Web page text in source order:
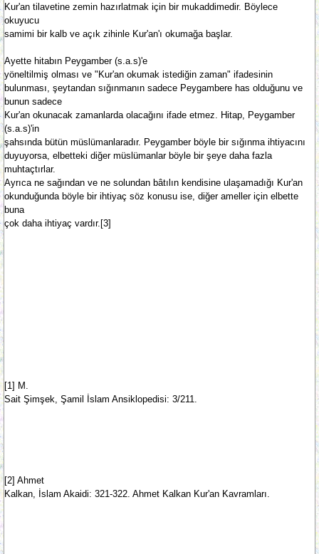
Kur'an tilavetine zemin hazırlatmak için bir mukaddimedir. Böylece
okuyucu
samimi bir kalb ve açık zihinle Kur'an'ı okumağa başlar.
Ayette hitabın Peygamber (s.a.s)'e
yöneltilmiş olması ve "Kur'an okumak istediğin zaman" ifadesinin
bulunması, şeytandan sığınmanın sadece Peygambere has olduğunu ve
bunun sadece
Kur'an okunacak zamanlarda olacağını ifade etmez. Hitap, Peygamber
(s.a.s)'in
şahsında bütün müslümanlaradır. Peygamber böyle bir sığınma ihtiyacını
duyuyorsa, elbetteki diğer müslümanlar böyle bir şeye daha fazla
muhtaçtırlar.
Ayrıca ne sağından ve ne solundan bâtılın kendisine ulaşamadığı Kur'an
okunduğunda böyle bir ihtiyaç söz konusu ise, diğer ameller için elbette
buna
çok daha ihtiyaç vardır.[3]
[1] M.
Sait Şimşek, Şamil İslam Ansiklopedisi: 3/211.
[2] Ahmet
Kalkan, İslam Akaidi: 321-322. Ahmet Kalkan Kur'an Kavramları.